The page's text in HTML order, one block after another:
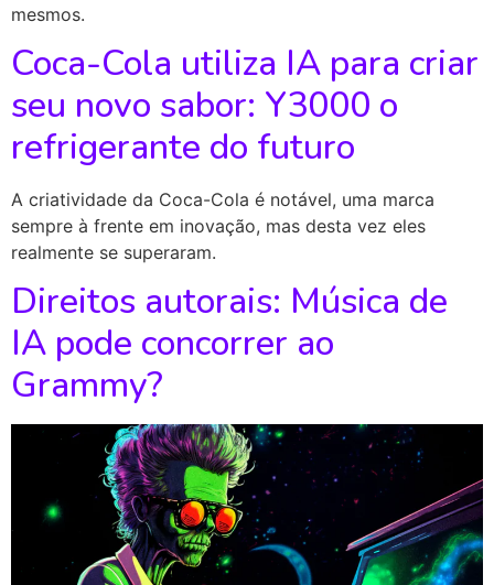
mesmos.
Coca-Cola utiliza IA para criar
seu novo sabor: Y3000 o
refrigerante do futuro
A criatividade da Coca-Cola é notável, uma marca
sempre à frente em inovação, mas desta vez eles
realmente se superaram.
Direitos autorais: Música de
IA pode concorrer ao
Grammy?